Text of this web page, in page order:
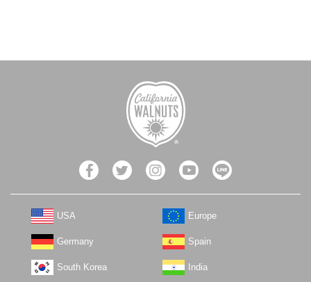
USA Europe
Germany Spain
South Korea India